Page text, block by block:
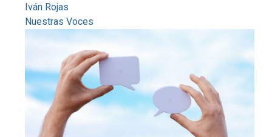
Iván Rojas
Nuestras Voces